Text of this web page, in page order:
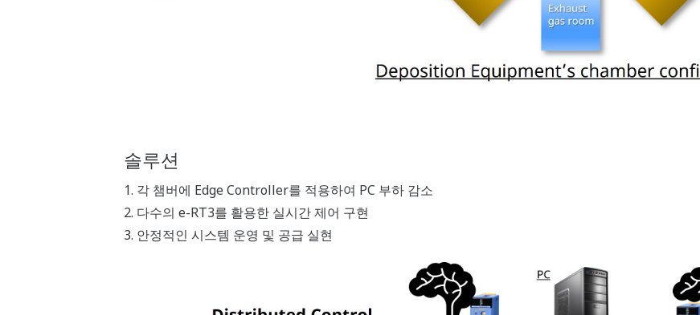
솔루션
1. 각 챔버에 Edge Controller를 적용하여 PC 부하 감소
2. 다수의 e-RT3를 활용한 실시간 제어 구현
3. 안정적인 시스템 운영 및 공급 실현